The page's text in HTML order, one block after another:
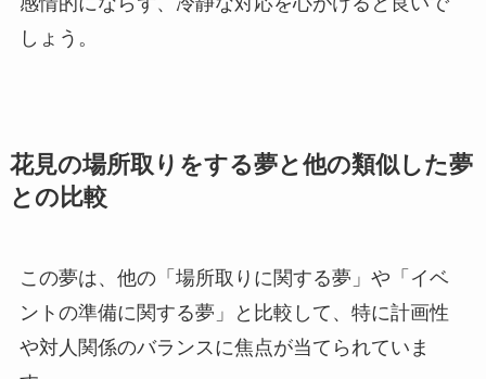
しょう。
花見の場所取りをする夢と他の類似した夢
との比較
この夢は、他の「場所取りに関する夢」や「イベ
ントの準備に関する夢」と比較して、特に計画性
や対人関係のバランスに焦点が当てられていま